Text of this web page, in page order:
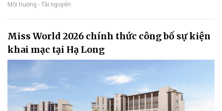
Môi trường - Tài nguyên
Miss World 2026 chính thức công bố sự kiện
khai mạc tại Hạ Long